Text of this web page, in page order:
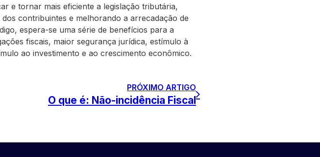
e tornar mais eficiente a legislação tributária,
contribuintes e melhorando a arrecadação de
espera-se uma série de benefícios para a
fiscais, maior segurança jurídica, estímulo à
ao investimento e ao crescimento econômico.
PRÓXIMO ARTIGO
O que é: Não-incidência Fiscal